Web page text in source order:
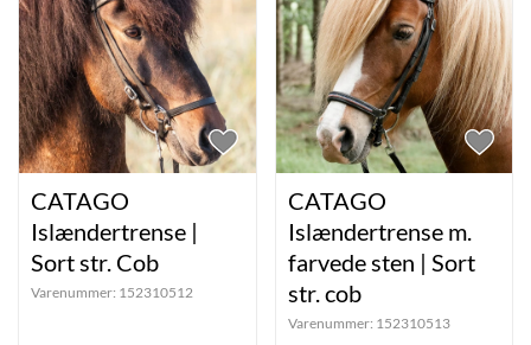
CATAGO
Islændertrense |
Sort str. Cob
Varenummer: 152310512
CATAGO
Islændertrense m.
farvede sten | Sort
str. cob
Varenummer: 152310513